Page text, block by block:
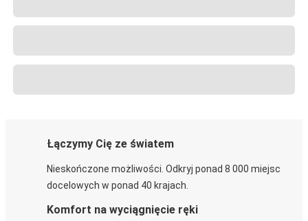
Łączymy Cię ze światem
Nieskończone możliwości. Odkryj ponad 8 000 miejsc
docelowych w ponad 40 krajach.
Komfort na wyciągnięcie ręki